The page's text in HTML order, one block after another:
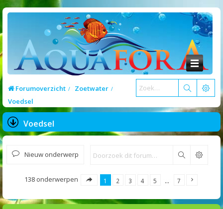
Forumoverzicht
Zoetwater
Voedsel
Voedsel
Nieuw onderwerp Zoek
138 onderwerpen 1 2 3 4 5 … 7